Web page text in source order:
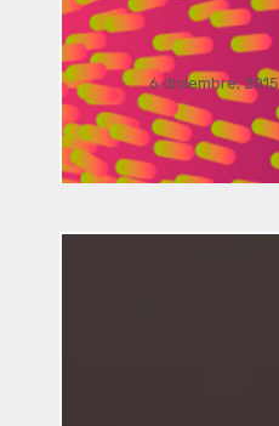
6 diciembre, 2015